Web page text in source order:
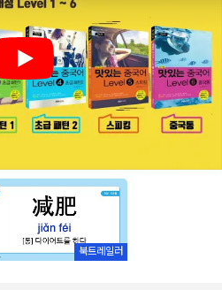
Play
북트레일러